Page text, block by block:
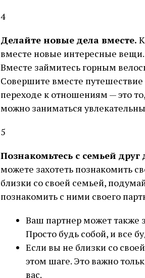
4
Делайте новые дела вместе.
вместе новые интересные вещи.
Вместе займитесь горным
Совершите вместе путешествие
переходе к отношениям — это
можно заниматься
5
Познакомьтесь с семьей друг
можете захотеть познакомить
близки со своей семьей,
познакомить с ними своего
Ваш партнер может также
Просто будь собой, и все
Если вы не близки со
этом шаге. Это важно
вас.